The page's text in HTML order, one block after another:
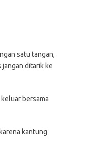
satu tangan,
jangan ditarik ke
bersama
kantung